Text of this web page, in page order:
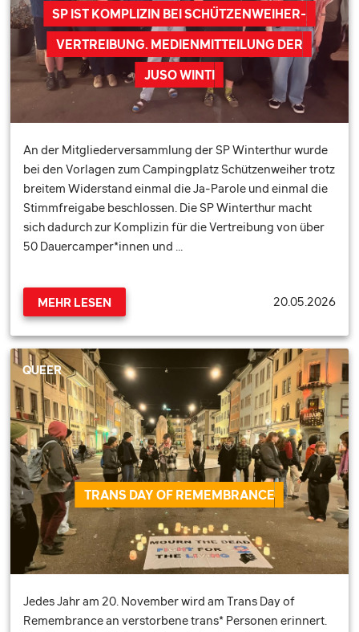
SP IST KOMPLIZIN BEI SCHÜTZENWEIHER-
VERTREIBUNG. MEDIENMITTEILUNG DER
JUSO WINTI
An der Mitgliederversammlung der SP Winterthur wurde
bei den Vorlagen zum Campingplatz Schützenweiher trotz
breitem Widerstand einmal die Ja-Parole und einmal die
Stimmfreigabe beschlossen. Die SP Winterthur macht
sich dadurch zur Komplizin für die Vertreibung von über
50 Dauercamper*innen und …
MEHR LESEN 20.05.2026
TRANS DAY OF REMEMBRANCE
QUEER
Jedes Jahr am 20. November wird am Trans Day of
Remembrance an verstorbene trans* Personen erinnert.